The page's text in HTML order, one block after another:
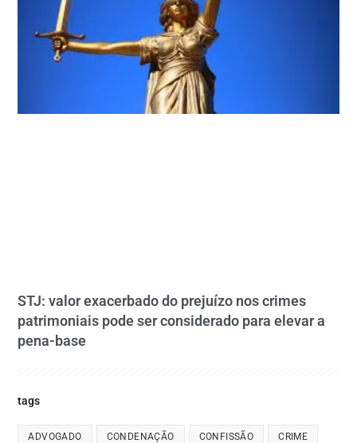
STJ: valor exacerbado do prejuízo nos crimes
patrimoniais pode ser considerado para elevar a
pena-base
tags
ADVOGADO CONDENAÇÃO CONFISSÃO CRIME